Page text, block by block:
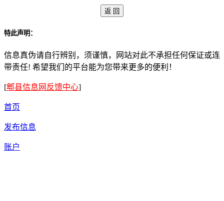
特此声明：
信息真伪请自行辨别，须谨慎，网站对此不承担任何保证或连
带责任! 希望我们的平台能为您带来更多的便利！
[郫县信息网反馈中心]
首页
发布信息
账户